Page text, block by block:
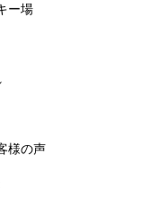
ー場
様の声